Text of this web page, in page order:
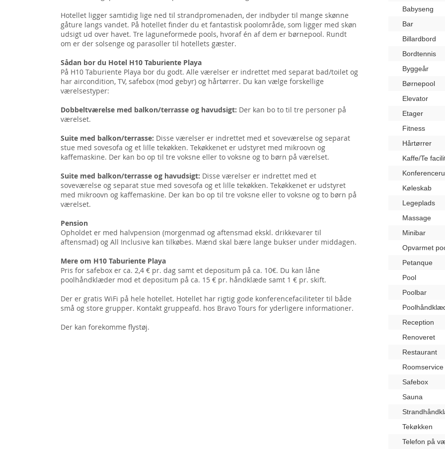
Hotellet ligger samtidig lige ned til strandpromenaden, der indbyder til mange skønne
gåture langs vandet. På hotellet finder du et fantastisk poolområde, som ligger med skøn
udsigt ud over havet. Tre laguneformede pools, hvoraf én af dem er børnepool. Rundt
om er der solsenge og parasoller til hotellets gæster.
Sådan bor du Hotel H10 Taburiente Playa
På H10 Taburiente Playa bor du godt. Alle værelser er indrettet med separat bad/toilet og
har aircondition, TV, safebox (mod gebyr) og hårtørrer. Du kan vælge forskellige
værelsestyper:
Dobbeltværelse med balkon/terrasse og havudsigt: Der kan bo to til tre personer på
værelset.
Suite med balkon/terrasse: Disse værelser er indrettet med et soveværelse og separat
stue med sovesofa og et lille tekøkken. Tekøkkenet er udstyret med mikroovn og
kaffemaskine. Der kan bo op til tre voksne eller to voksne og to børn på værelset.
Suite med balkon/terrasse og havudsigt: Disse værelser er indrettet med et
soveværelse og separat stue med sovesofa og et lille tekøkken. Tekøkkenet er udstyret
med mikroovn og kaffemaskine. Der kan bo op til tre voksne eller to voksne og to børn på
værelset.
Pension
Opholdet er med halvpension (morgenmad og aftensmad ekskl. drikkevarer til
aftensmad) og All Inclusive kan tilkøbes. Mænd skal bære lange bukser under middagen.
Mere om H10 Taburiente Playa
Pris for safebox er ca. 2,4 € pr. dag samt et depositum på ca. 10€. Du kan låne
poolhåndklæder mod et depositum på ca. 15 € pr. håndklæde samt 1 € pr. skift.
Der er gratis WiFi på hele hotellet. Hotellet har rigtig gode konferencefaciliteter til både
små og store grupper. Kontakt gruppeafd. hos Bravo Tours for yderligere informationer.
Der kan forekomme flystøj.
Babyseng
Bar
Billardbord
Bordtennis
Byggeår
Børnepool
Elevator
Etager
Fitness
Hårtørrer
Kaffe/Te
Køleskab
Legeplads
Massage
Minibar
Opvarmet
Petanque
Pool
Poolbar
Reception
Renoveret
Restaurant
Roomservice
Safebox
Sauna
Tekøkken
Telefon på